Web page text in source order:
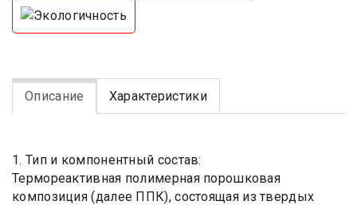
Описание Характеристики
1. Тип и компонентный состав:
Термореактивная полимерная порошковая
композиция (далее ППК), состоящая из твердых